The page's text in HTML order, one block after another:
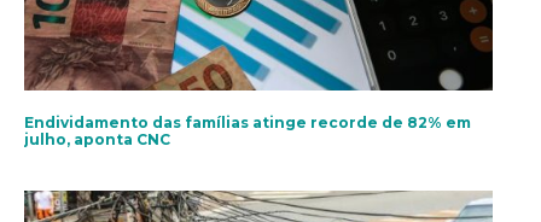
Endividamento das famílias atinge recorde de 82% em
julho, aponta CNC